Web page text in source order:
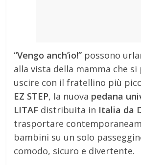
“Vengo anch’io!” possono
alla vista della mamma che
uscire con il fratellino più
EZ STEP, la nuova pedana
LITAF distribuita in Italia da
trasportare
bambini su un solo
comodo, sicuro e divertente.